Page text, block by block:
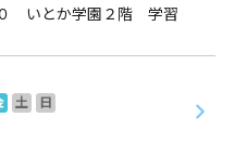
０ いとか学園２階 学習
土
日